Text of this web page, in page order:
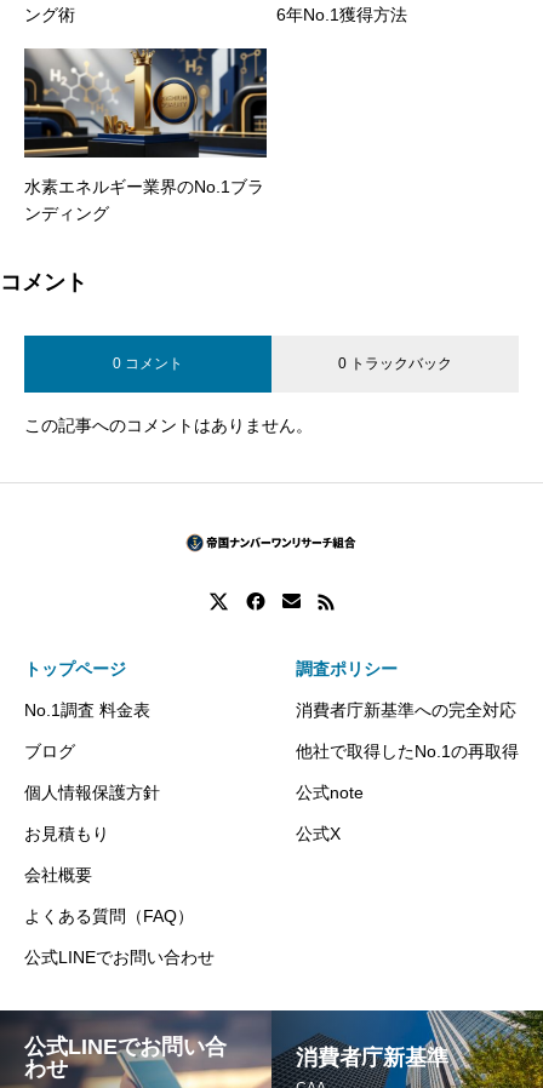
ング術
6年No.1獲得方法
水素エネルギー業界のNo.1ブラ
ンディング
コメント
0 コメント 0 トラックバック
この記事へのコメントはありません。
トップページ
No.1調査 料金表
ブログ
個人情報保護方針
お見積もり
会社概要
よくある質問（FAQ）
公式LINEでお問い合わせ
調査ポリシー
消費者庁新基準への完全対応
他社で取得したNo.1の再取得
公式note
公式X
公式LINEでお問い合
わせ
消費者庁新基準